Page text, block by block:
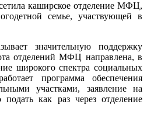
каширское отделение МФЦ,
семье, участвующей в
значительную поддержку
отделений МФЦ направлена, в
широкого спектра социальных
программа обеспечения
участками, заявление на
как раз через отделение